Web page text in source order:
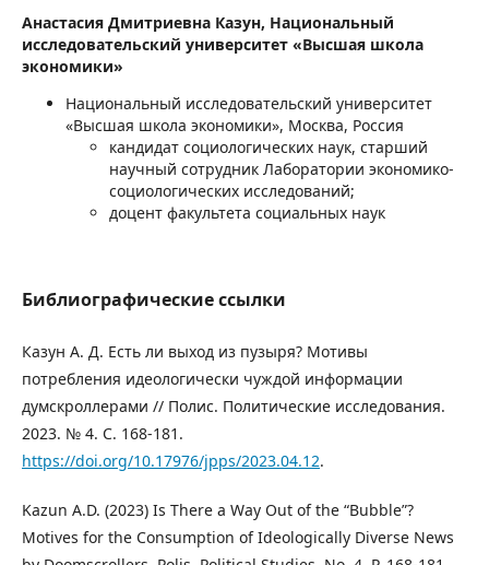
Анастасия Дмитриевна Казун, Национальный
исследовательский университет «Высшая школа
экономики»
Национальный исследовательский университет
«Высшая школа экономики», Москва, Россия
кандидат социологических наук, старший
научный сотрудник Лаборатории экономико-
социологических исследований;
доцент факультета социальных наук
Библиографические ссылки
Казун А. Д. Есть ли выход из пузыря? Мотивы
потребления идеологически чуждой информации
думскроллерами // Полис. Политические исследования.
2023. № 4. С. 168-181.
https://doi.org/10.17976/jpps/2023.04.12.
Kazun A.D. (2023) Is There a Way Out of the “Bubble”?
Motives for the Consumption of Ideologically Diverse News